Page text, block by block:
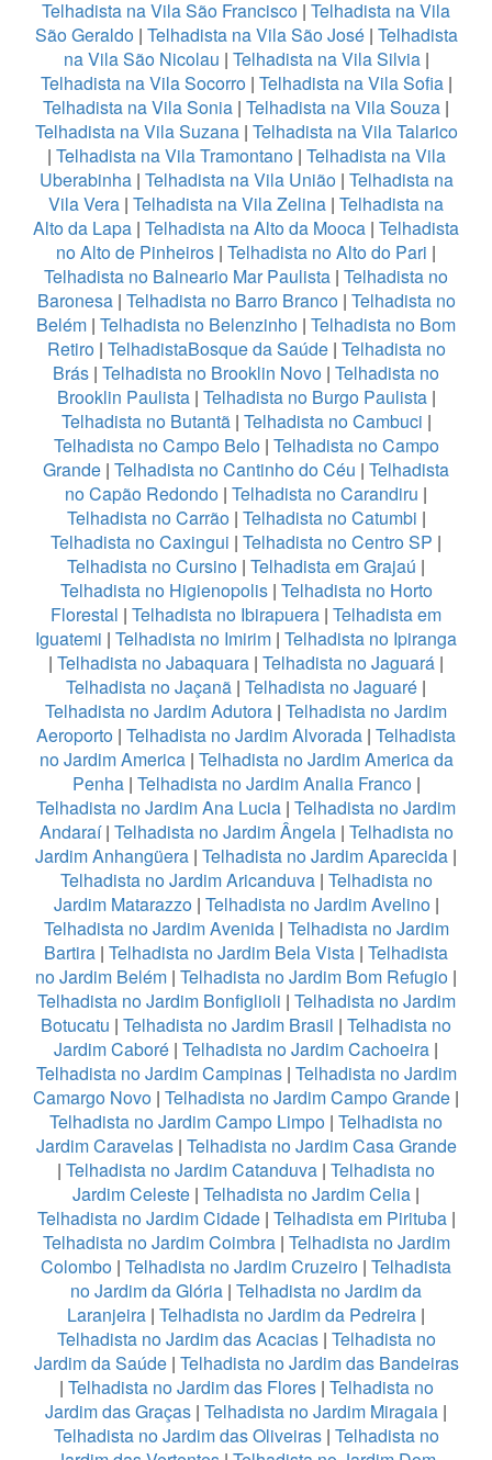
Telhadista na Vila São Francisco | Telhadista na Vila
São Geraldo| Telhadista na Vila São José| Telhadista
na Vila São Nicolau | Telhadista na Vila Silvia|
Telhadista na Vila Socorro| Telhadista na Vila Sofia|
Telhadista na Vila Sonia | Telhadista na Vila Souza |
Telhadista na Vila Suzana| Telhadista na Vila Talarico
| Telhadista na Vila Tramontano| Telhadista na Vila
Uberabinha| Telhadista na Vila União| Telhadista na
Vila Vera | Telhadista na Vila Zelina | Telhadista na
Alto da Lapa | Telhadista na Alto da Mooca | Telhadista
no Alto de Pinheiros | Telhadista no Alto do Pari |
Telhadista no Balneario Mar Paulista | Telhadista no
Baronesa| Telhadista no Barro Branco| Telhadista no
Belém | Telhadista no Belenzinho | Telhadista no Bom
Retiro| TelhadistaBosque da Saúde| Telhadista no
Brás | Telhadista no Brooklin Novo | Telhadista no
Brooklin Paulista| Telhadista no Burgo Paulista|
Telhadista no Butantã| Telhadista no Cambuci |
Telhadista no Campo Belo| Telhadista no Campo
Grande | Telhadista no Cantinho do Céu | Telhadista
no Capão Redondo | Telhadista no Carandiru |
Telhadista no Carrão| Telhadista no Catumbi |
Telhadista no Caxingui | Telhadista no Centro SP |
Telhadista no Cursino | Telhadista em Grajaú |
Telhadista no Higienopolis| Telhadista no Horto
Florestal | Telhadista no Ibirapuera | Telhadista em
Iguatemi | Telhadista no Imirim | Telhadista no Ipiranga
| Telhadista no Jabaquara | Telhadista no Jaguará |
Telhadista no Jaçanã | Telhadista no Jaguaré |
Telhadista no Jardim Adutora | Telhadista no Jardim
Aeroporto | Telhadista no Jardim Alvorada | Telhadista
no Jardim America| Telhadista no Jardim America da
Penha| Telhadista no Jardim Analia Franco|
Telhadista no Jardim Ana Lucia | Telhadista no Jardim
Andaraí| Telhadista no Jardim Ângela| Telhadista no
Jardim Anhangüera | Telhadista no Jardim Aparecida |
Telhadista no Jardim Aricanduva| Telhadista no
Jardim Matarazzo| Telhadista no Jardim Avelino|
Telhadista no Jardim Avenida| Telhadista no Jardim
Bartira | Telhadista no Jardim Bela Vista | Telhadista
no Jardim Belém | Telhadista no Jardim Bom Refugio |
Telhadista no Jardim Bonfiglioli | Telhadista no Jardim
Botucatu | Telhadista no Jardim Brasil | Telhadista no
Jardim Caboré | Telhadista no Jardim Cachoeira |
Telhadista no Jardim Campinas| Telhadista no Jardim
Camargo Novo | Telhadista no Jardim Campo Grande |
Telhadista no Jardim Campo Limpo | Telhadista no
Jardim Caravelas| Telhadista no Jardim Casa Grande
| Telhadista no Jardim Catanduva | Telhadista no
Jardim Celeste | Telhadista no Jardim Celia |
Telhadista no Jardim Cidade| Telhadista em Pirituba|
Telhadista no Jardim Coimbra| Telhadista no Jardim
Colombo | Telhadista no Jardim Cruzeiro | Telhadista
no Jardim da Glória | Telhadista no Jardim da
Laranjeira | Telhadista no Jardim da Pedreira |
Telhadista no Jardim das Acacias| Telhadista no
Jardim da Saúde| Telhadista no Jardim das Bandeiras
| Telhadista no Jardim das Flores| Telhadista no
Jardim das Graças | Telhadista no Jardim Miragaia |
Telhadista no Jardim das Oliveiras| Telhadista no